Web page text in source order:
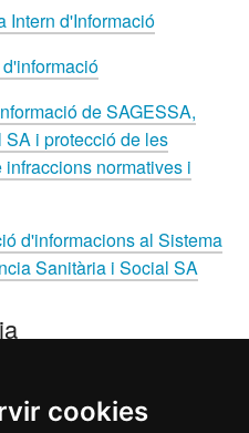
cookies
Intern d'Informació
de SAGESSA,
i protecció de les
normatives i
d'informacions al Sistema
Sanitària i Social SA
de transparència de
entitats dependents